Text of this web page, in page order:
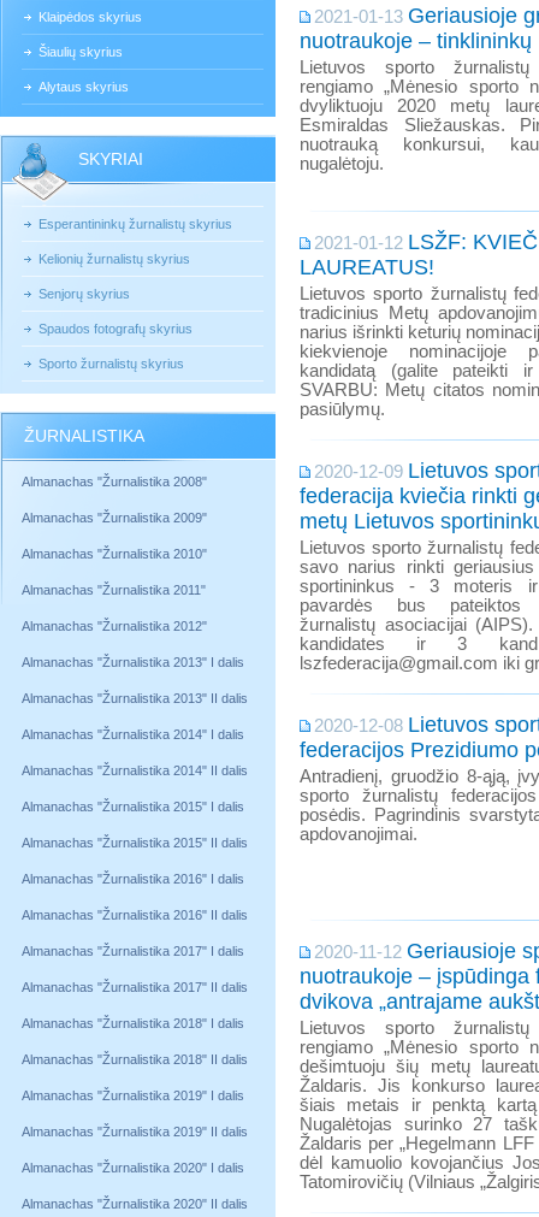
Klaipėdos skyrius
Šiaulių skyrius
Alytaus skyrius
SKYRIAI
Esperantininkų žurnalistų skyrius
Kelionių žurnalistų skyrius
Senjorų skyrius
Spaudos fotografų skyrius
Sporto žurnalistų skyrius
ŽURNALISTIKA
Almanachas "Žurnalistika 2008"
Almanachas "Žurnalistika 2009"
Almanachas "Žurnalistika 2010"
Almanachas "Žurnalistika 2011"
Almanachas "Žurnalistika 2012"
Almanachas "Žurnalistika 2013" I dalis
Almanachas "Žurnalistika 2013" II dalis
Almanachas "Žurnalistika 2014" I dalis
Almanachas "Žurnalistika 2014" II dalis
Almanachas "Žurnalistika 2015" I dalis
Almanachas "Žurnalistika 2015" II dalis
Almanachas "Žurnalistika 2016" I dalis
Almanachas "Žurnalistika 2016" II dalis
Almanachas "Žurnalistika 2017" I dalis
Almanachas "Žurnalistika 2017" II dalis
Almanachas "Žurnalistika 2018" I dalis
Almanachas "Žurnalistika 2018" II dalis
Almanachas "Žurnalistika 2019" I dalis
Almanachas "Žurnalistika 2019" II dalis
Almanachas "Žurnalistika 2020" I dalis
Almanachas "Žurnalistika 2020" II dalis
2021-01-13 Geriausioje
nuotraukoje – tinklininkų
Lietuvos sporto
rengiamo „Mėnesio sporto
dvyliktuoju 2020 metų
Esmiraldas Sliežauskas.
nuotrauką konkursui,
nugalėtoju.
2021-01-12 LSŽF:
LAUREATUS!
Lietuvos sporto žurnalistų
tradicinius Metų
narius išrinkti keturių
kiekvienoje nominacijoje
kandidatą (galite pateikti
SVARBU: Metų citatos
pasiūlymų.
2020-12-09 Lietuvos
federacija kviečia rinkti
metų Lietuvos
Lietuvos sporto žurnalistų
savo narius rinkti
sportininkus - 3 moteris
pavardės bus pateiktos
žurnalistų asociacijai
kandidates ir 3
lszfederacija@gmail.com iki
2020-12-08 Lietuvos
federacijos Prezidiumo
Antradienį, gruodžio 8-ąją,
sporto žurnalistų
posėdis. Pagrindinis
apdovanojimai.
2020-11-12 Geriausioje
nuotraukoje – įspūdinga
dvikova „antrajame
Lietuvos sporto
rengiamo „Mėnesio sporto
dešimtuoju šių metų
Žaldaris. Jis konkurso
šiais metais ir penktą
Nugalėtojas surinko 27
Žaldaris per „Hegelmann
dėl kamuolio kovojančius
Tatomirovičių (Vilniaus